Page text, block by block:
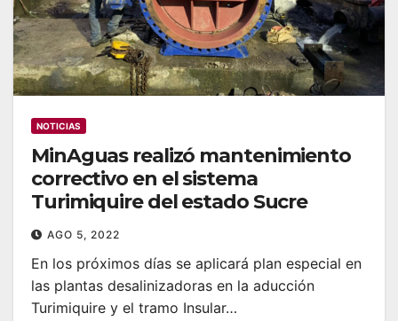
NOTICIAS
MinAguas realizó mantenimiento
correctivo en el sistema
Turimiquire del estado Sucre
AGO 5, 2022
En los próximos días se aplicará plan especial en
las plantas desalinizadoras en la aducción
Turimiquire y el tramo Insular…